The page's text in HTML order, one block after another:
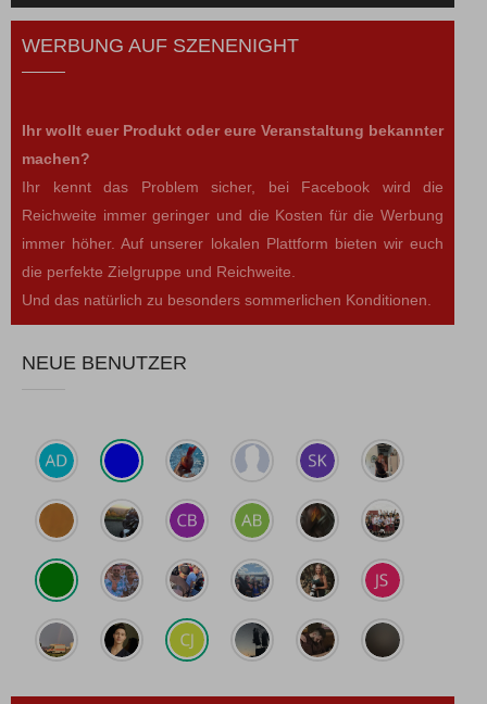
WERBUNG AUF SZENENIGHT
Ihr wollt euer Produkt oder eure Veranstaltung bekannter
machen?
Ihr kennt das Problem sicher, bei Facebook wird die
Reichweite immer geringer und die Kosten für die Werbung
immer höher. Auf unserer lokalen Plattform bieten wir euch
die perfekte Zielgruppe und Reichweite.
Und das natürlich zu besonders sommerlichen Konditionen.
NEUE BENUTZER